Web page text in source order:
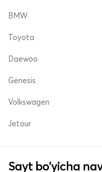
BMW
Toyota
Daewoo
Genesis
Volkswagen
Jetour
Sayt bo'yicha